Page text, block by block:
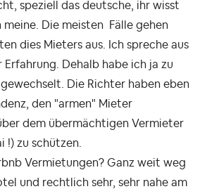
speziell das deutsche, ihr wisst
meine. Die meisten Fälle gehen
dies Mieters aus. Ich spreche aus
Erfahrung. Dehalb habe ich ja zu
Die Richter haben eben
den "armen" Mieter
dem übermächtigen Vermieter
!) zu schützen.
Vermietungen? Ganz weit weg
und rechtlich sehr, sehr nahe am